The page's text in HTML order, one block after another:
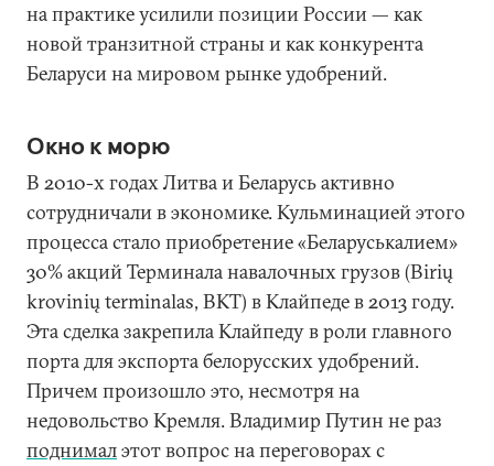
на практике усилили позиции России — как
новой транзитной страны и как конкурента
Беларуси на мировом рынке удобрений.
Окно к морю
В 2010-х годах Литва и Беларусь активно
сотрудничали в экономике. Кульминацией этого
процесса стало приобретение «Беларуськалием»
30% акций Терминала навалочных грузов (Birių
krovinių terminalas, BKT) в Клайпеде в 2013 году.
Эта сделка закрепила Клайпеду в роли главного
порта для экспорта белорусских удобрений.
Причем произошло это, несмотря на
недовольство Кремля. Владимир Путин не раз
поднималэтот вопрос на переговорах с